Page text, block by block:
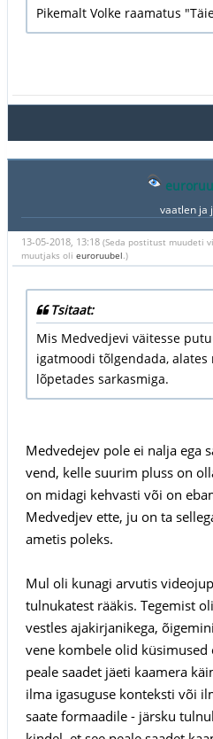
Pikemalt Volke raamatus
vaatlen ja
13-05-2018, 13:18 (Seda postitust muudeti
muutjaks oli euroruubel .)
Tsitaat:
Mis Medvedjevi väitesse
igatmoodi tõlgendada, alates
lõpetades sarkasmiga.
Medvedejev pole ei nalja ega
vend, kelle suurim pluss on
on midagi kehvasti või on
Medvedjev ette, ju on ta
ametis poleks.
Mul oli kunagi arvutis
tulnukatest rääkis. Tegemist
vestles ajakirjanikega,
vene kombele olid küsimused
peale saadet jäeti kaamera
ilma igasuguse konteksti või
saate formaadile - järsku